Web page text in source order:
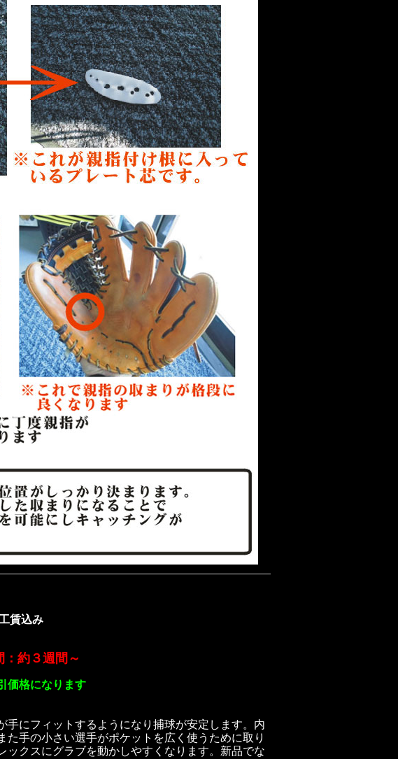
賃込み
約３週間～
になります
にフィットするようになり捕球が安定します。内
手の小さい選手がポケットを広く使うために取り
クスにグラブを動かしやすくなります。新品でな